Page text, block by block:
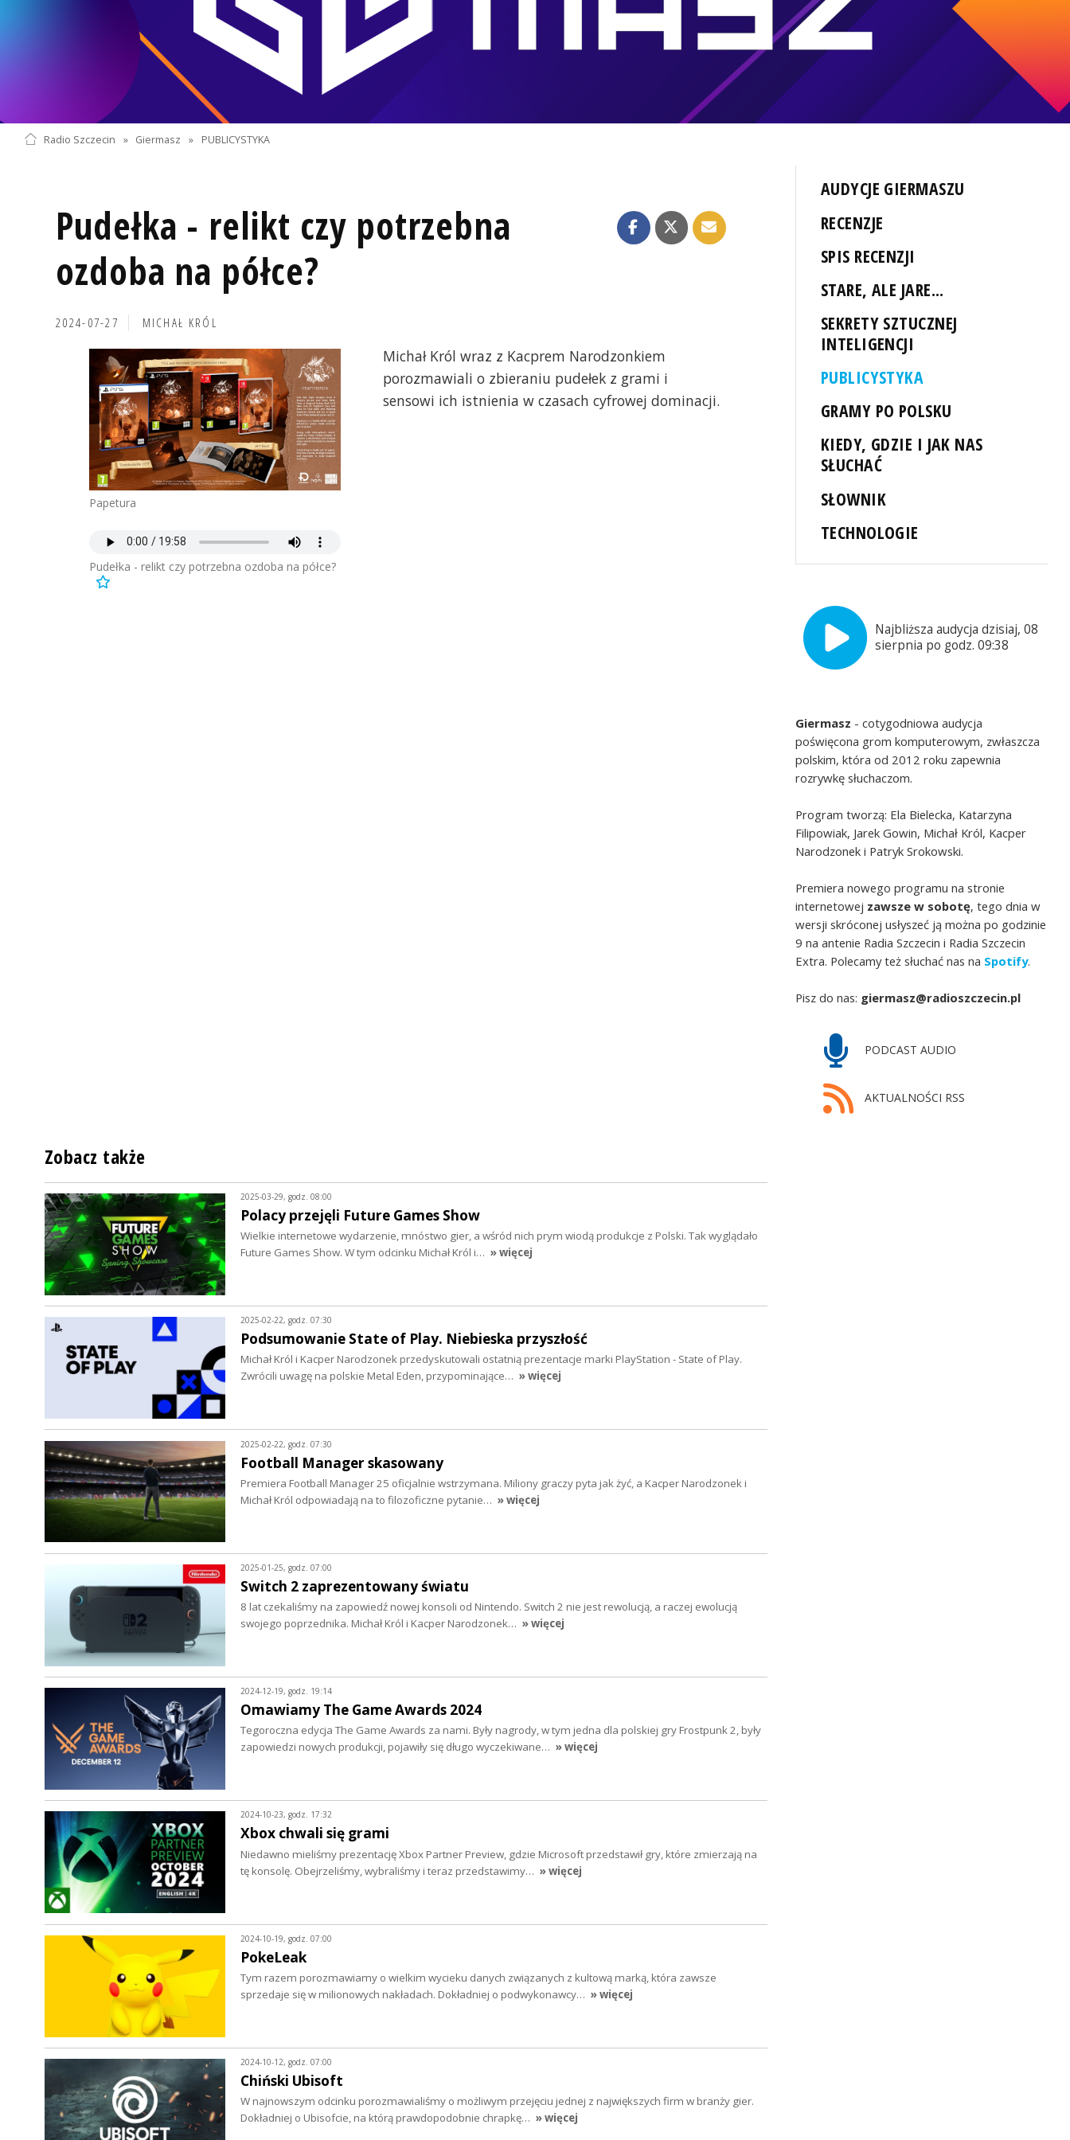
Radio Szczecin » Giermasz » PUBLICYSTYKA
Pudełka - relikt czy potrzebna
ozdoba na półce?
2024-07-27 MICHAŁ KRÓL
Papetura
Pudełka - relikt czy potrzebna ozdoba na półce?
Michał Król wraz z Kacprem Narodzonkiem
porozmawiali o zbieraniu pudełek z grami i
sensowi ich istnienia w czasach cyfrowej dominacji.
AUDYCJE GIERMASZU
RECENZJE
SPIS RECENZJI
STARE, ALE JARE...
SEKRETY SZTUCZNEJ
INTELIGENCJI
PUBLICYSTYKA
GRAMY PO POLSKU
KIEDY, GDZIE I JAK NAS
SŁUCHAĆ
SŁOWNIK
TECHNOLOGIE
Najbliższa audycja dzisiaj, 08
sierpnia po godz. 09:38
Giermasz - cotygodniowa audycja
poświęcona grom komputerowym, zwłaszcza
polskim, która od 2012 roku zapewnia
rozrywkę słuchaczom.
Program tworzą: Ela Bielecka, Katarzyna
Filipowiak, Jarek Gowin, Michał Król, Kacper
Narodzonek i Patryk Srokowski.
Premiera nowego programu na stronie
internetowej zawsze w sobotę, tego dnia w
wersji skróconej usłyszeć ją można po godzinie
9 na antenie Radia Szczecin i Radia Szczecin
Extra. Polecamy też słuchać nas na Spotify.
Pisz do nas: giermasz@radioszczecin.pl
PODCAST AUDIO
AKTUALNOŚCI RSS
Zobacz także
2025-03-29, godz. 08:00
Polacy przejęli Future Games Show
Wielkie internetowe wydarzenie, mnóstwo gier, a wśród nich prym wiodą produkcje z Polski. Tak wyglądało
Future Games Show. W tym odcinku Michał Król i… » więcej
2025-02-22, godz. 07:30
Podsumowanie State of Play. Niebieska przyszłość
Michał Król i Kacper Narodzonek przedyskutowali ostatnią prezentacje marki PlayStation - State of Play.
Zwrócili uwagę na polskie Metal Eden, przypominające… » więcej
2025-02-22, godz. 07:30
Football Manager skasowany
Premiera Football Manager 25 oficjalnie wstrzymana. Miliony graczy pyta jak żyć, a Kacper Narodzonek i
Michał Król odpowiadają na to filozoficzne pytanie… » więcej
2025-01-25, godz. 07:00
Switch 2 zaprezentowany światu
8 lat czekaliśmy na zapowiedź nowej konsoli od Nintendo. Switch 2 nie jest rewolucją, a raczej ewolucją
swojego poprzednika. Michał Król i Kacper Narodzonek… » więcej
2024-12-19, godz. 19:14
Omawiamy The Game Awards 2024
Tegoroczna edycja The Game Awards za nami. Były nagrody, w tym jedna dla polskiej gry Frostpunk 2, były
zapowiedzi nowych produkcji, pojawiły się długo wyczekiwane… » więcej
2024-10-23, godz. 17:32
Xbox chwali się grami
Niedawno mieliśmy prezentację Xbox Partner Preview, gdzie Microsoft przedstawił gry, które zmierzają na
tę konsolę. Obejrzeliśmy, wybraliśmy i teraz przedstawimy… » więcej
2024-10-19, godz. 07:00
PokeLeak
Tym razem porozmawiamy o wielkim wycieku danych związanych z kultową marką, która zawsze
sprzedaje się w milionowych nakładach. Dokładniej o podwykonawcy… » więcej
2024-10-12, godz. 07:00
Chiński Ubisoft
W najnowszym odcinku porozmawialiśmy o możliwym przejęciu jednej z największych firm w branży gier.
Dokładniej o Ubisofcie, na którą prawdopodobnie chrapkę… » więcej